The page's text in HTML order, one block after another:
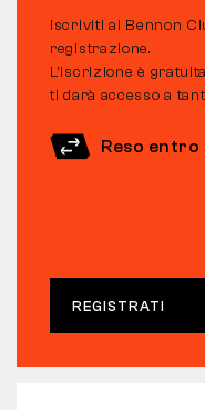
Iscriviti al Bennon
registrazione.
L’iscrizione è
ti darà accesso a
Reso
REGISTRATI